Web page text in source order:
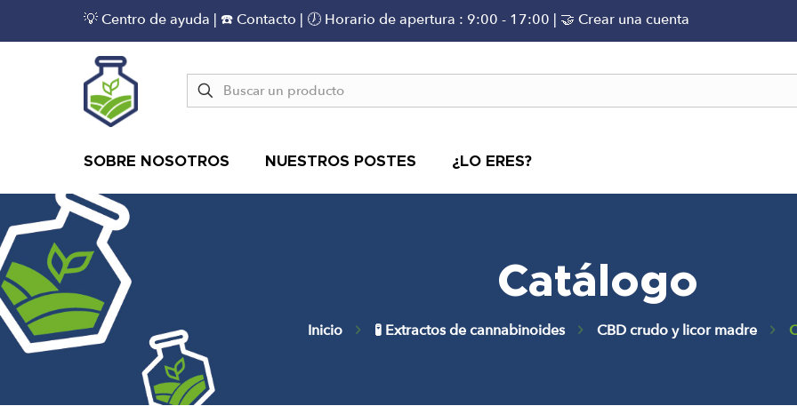
💡 Centro de ayuda | ☎️ Contacto | 🕖 Horario de apertura : 9:00 - 17:00 | 🤝 Crear una cuenta
SOBRE NOSOTROS NUESTROS POSTES ¿LO ERES?
Catálogo
Inicio 🧪 Extractos de cannabinoides CBD crudo y licor madre